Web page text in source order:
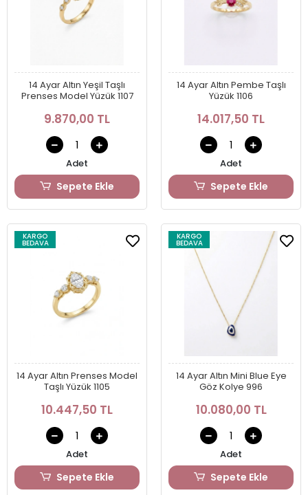
14 Ayar Altın Yeşil Taşlı
Prenses Model Yüzük 1107
9.870,00 TL
Adet
Sepete Ekle
14 Ayar Altın Pembe Taşlı
Yüzük 1106
14.017,50 TL
Adet
Sepete Ekle
KARGO
BEDAVA
14 Ayar Altın Prenses Model
Taşlı Yüzük 1105
10.447,50 TL
Adet
Sepete Ekle
KARGO
BEDAVA
14 Ayar Altın Mini Blue Eye
Göz Kolye 996
10.080,00 TL
Adet
Sepete Ekle